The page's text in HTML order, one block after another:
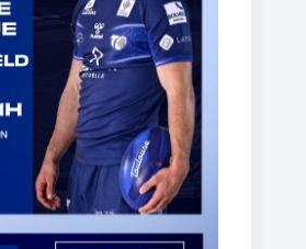
le Toulouse Olympique